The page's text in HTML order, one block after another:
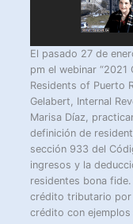
El pasado 27 de
pm el webinar
Residents of Puerto
Gelabert, Internal
Marisa Díaz,
definición de
sección 933 del
ingresos y la
residentes bona
crédito tributario por
crédito con